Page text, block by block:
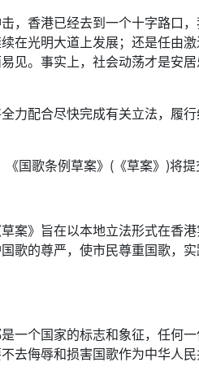
，香港已经去到一个十字路口
在光明大道上发展；还是任由
见。事实上，社会动荡才是安
力配合尽快完成有关立法，履
国歌条例草案》(《草案》)将提
案》旨在以本地立法形式在香
歌的尊严，使市民尊重国歌，
一个国家的标志和象征，任何
去侮辱和损害国歌作为中华人